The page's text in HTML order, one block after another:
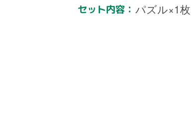
セット内容： パズル×1枚